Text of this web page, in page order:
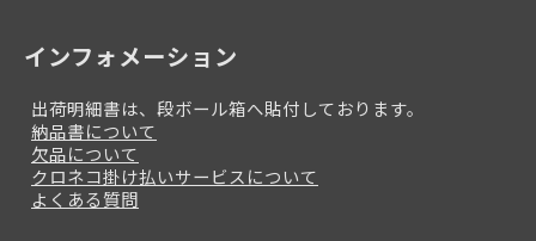
インフォメーション
出荷明細書は、段ボール箱へ貼付しております。
納品書について
欠品について
クロネコ掛け払いサービスについて
よくある質問